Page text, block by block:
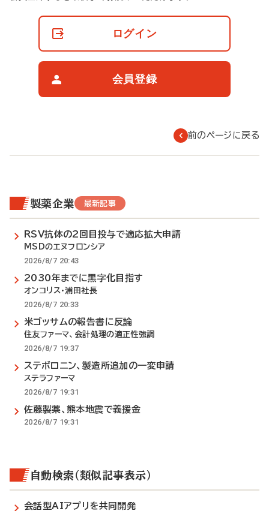
ログイン
会員登録
前のページに戻る
製薬企業 最新記事
RSV抗体の2回目投与で適応拡大申請
MSDのエヌフロンシア
2026/8/7 20:43
2030年までに黒字化目指す
オンコリス・浦田社長
2026/8/7 20:33
米ゴッサムの報告書に反論
住友ファーマ、会計処理の適正性強調
2026/8/7 19:37
ステボロニン、製造所追加の一変申請
ステラファーマ
2026/8/7 19:31
佐藤製薬、熊本地震で義援金
2026/8/7 19:31
自動検索（類似記事表示）
会話型AIアプリを共同開発